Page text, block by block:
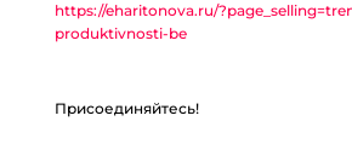
https://eharitonova.ru/
produktivnosti-be
Присоединяйтесь!